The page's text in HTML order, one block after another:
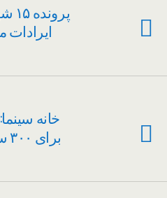
ایرادات
خانه